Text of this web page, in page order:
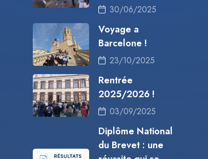
30/06/2025
Voyage a
Barcelone !
23/10/2025
Rentrée
2025/2026 !
03/09/2025
Diplôme National
du Brevet : une